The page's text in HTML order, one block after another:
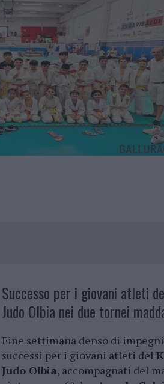
Successo per i giovani atleti
Judo Olbia nei due tornei
Fine settimana denso di
successi per i giovani atleti del
Judo Olbia, accompagnati del